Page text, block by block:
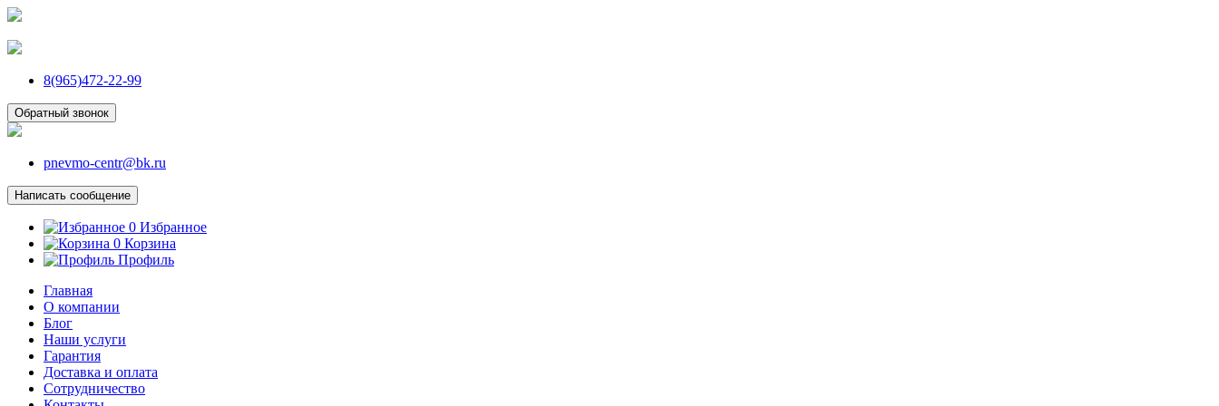
8(965)472-22-99
Обратный звонок
pnevmo-centr@bk.ru
Написать сообщение
0 Избранное
0 Корзина
Профиль
Главная
О компании
Блог
Наши услуги
Гарантия
Доставка и оплата
Сотрудничество